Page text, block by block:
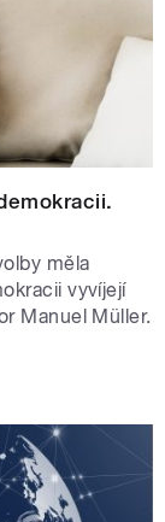
měla
vyvíjejí
Manuel Müller.